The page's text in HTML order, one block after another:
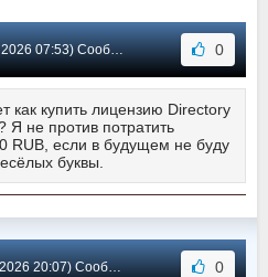
ZhishCat (21 июня 2026 07:53) Сообщение #613 0
как купить лицензию Directory
Я не против потратить
RUB, если в будущем не буду
буквы.
Сообщение #612 0